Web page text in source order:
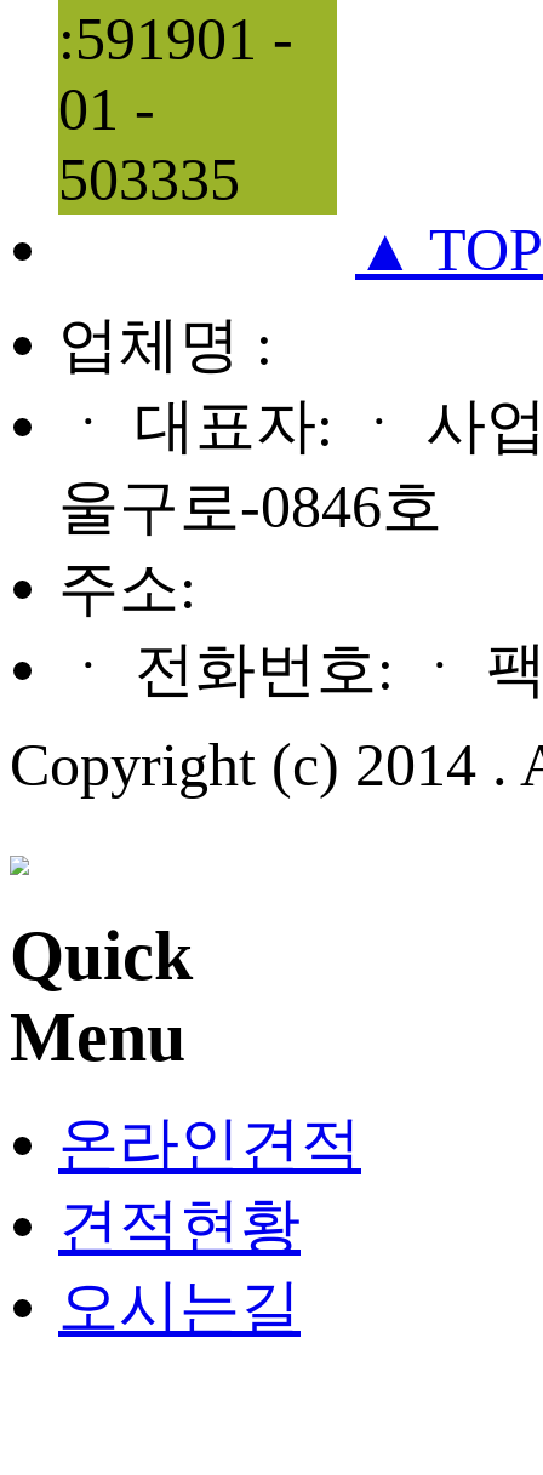
:591901 -
01 -
503335
▲ TOP
업체명 :
ㆍ 대표자: ㆍ 사
울구로-0846호
주소:
ㆍ 전화번호: ㆍ
Copyright (c) 2014 .
Quick
Menu
온라인견적
견적현황
오시는길